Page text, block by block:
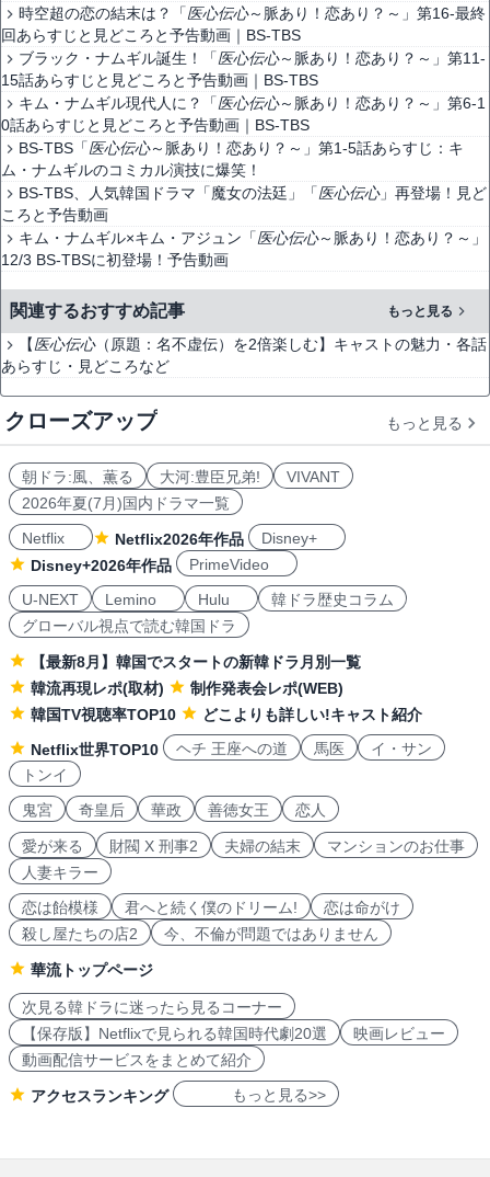
時空超の恋の結末は？「医心伝心～脈あり！恋あり？～」第16-最終
回あらすじと見どころと予告動画｜BS-TBS
ブラック・ナムギル誕生！「医心伝心～脈あり！恋あり？～」第11-
15話あらすじと見どころと予告動画｜BS-TBS
キム・ナムギル現代人に？「医心伝心～脈あり！恋あり？～」第6-1
0話あらすじと見どころと予告動画｜BS-TBS
BS-TBS「医心伝心～脈あり！恋あり？～」第1-5話あらすじ：キ
ム・ナムギルのコミカル演技に爆笑！
BS-TBS、人気韓国ドラマ「魔女の法廷」「医心伝心」再登場！見ど
ころと予告動画
キム・ナムギル×キム・アジュン「医心伝心～脈あり！恋あり？～」
12/3 BS-TBSに初登場！予告動画
関連するおすすめ記事 もっと見る
【医心伝心（原題：名不虚伝）を2倍楽しむ】キャストの魅力・各話
あらすじ・見どころなど
クローズアップ もっと見る
朝ドラ:風、薫る 大河:豊臣兄弟!
VIVANT
2026年夏(7月)国内ドラマ一覧
Netflix
Netflix2026年作品
Disney+
Disney+2026年作品
PrimeVideo
U-NEXT
Lemino Hulu
韓ドラ歴史コラム
グローバル視点で読む韓国ドラ
【最新8月】韓国でスタートの新韓ドラ月別一覧
韓流再現レポ(取材)
制作発表会レポ(WEB)
韓国TV視聴率TOP10
どこよりも詳しい!キャスト紹介
Netflix世界TOP10
ヘチ 王座への道 馬医
イ・サン
トンイ
鬼宮
奇皇后 華政 善徳女王 恋人
愛が来る 財閥 X 刑事2 夫婦の結末
マンションのお仕事
人妻キラー
恋は飴模様
君へと続く僕のドリーム!
恋は命がけ
殺し屋たちの店2
今、不倫が問題ではありません
華流トップページ
次見る韓ドラに迷ったら見るコーナー
【保存版】Netflixで見られる韓国時代劇20選
映画レビュー
動画配信サービスをまとめて紹介
アクセスランキング もっと見る>>